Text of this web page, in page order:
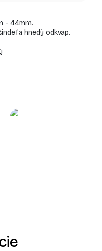
- 44mm.
a hnedý odkvap.